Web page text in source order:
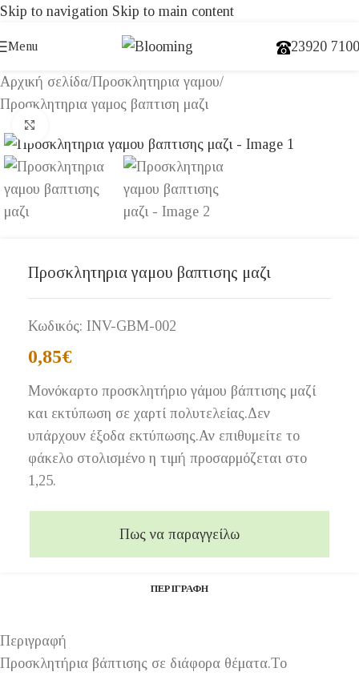
Skip to navigation Skip to main content
Menu 23920
Αρχική σελίδα/Προσκλητηρια γαμου/
Προσκλητηρια γαμος βαπτιση μαζι
Προσκλητηρια γαμου βαπτισης μαζι
Κωδικός: INV-GΒΜ-002
0,85€
Μονόκαρτο προσκλητήριο γάμου βάπτισης μαζί
και εκτύπωση σε χαρτί πολυτελείας.Δεν
υπάρχουν έξοδα εκτύπωσης.Αν επιθυμείτε το
φάκελο στολισμένο η τιμή προσαρμόζεται στο
1,25.
Πως να παραγγείλω
ΠΕΡΙΓΡΑΦΉ
Περιγραφή
Προσκλητήρια βάπτισης σε διάφορα θέματα.Το